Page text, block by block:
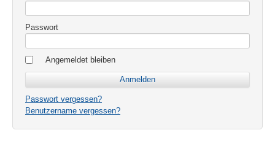
Passwort
Angemeldet bleiben
Passwort vergessen?
Benutzername vergessen?